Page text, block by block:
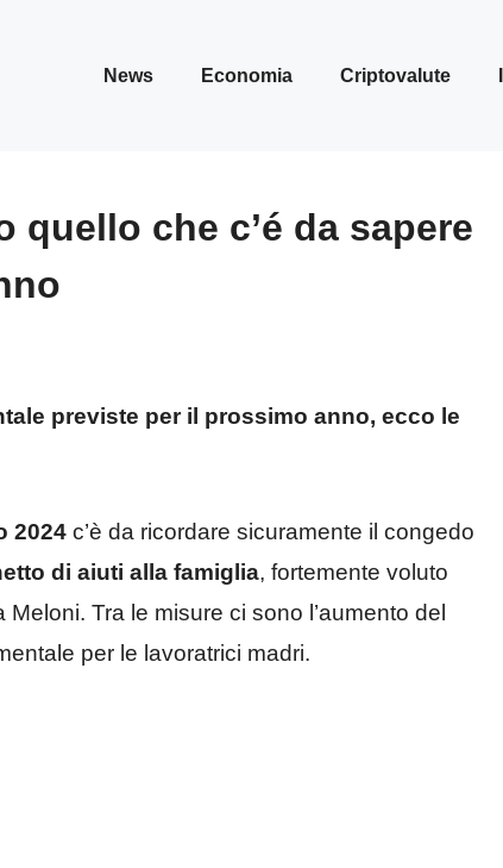
News Economia Criptovalute
che c’é da sapere
previste per il prossimo anno, ecco le
2024 c’è da ricordare sicuramente il congedo
di aiuti alla famiglia, fortemente voluto
Tra le misure ci sono l’aumento del
per le lavoratrici madri.